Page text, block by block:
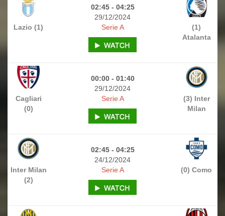
02:45 - 04:25
29/12/2024
Lazio (1)
(1)
Atalanta
Serie A
00:00 - 01:40
29/12/2024
Cagliari
(0)
(3) Inter
Milan
Serie A
02:45 - 04:25
24/12/2024
Inter Milan
(2)
(0) Como
Serie A